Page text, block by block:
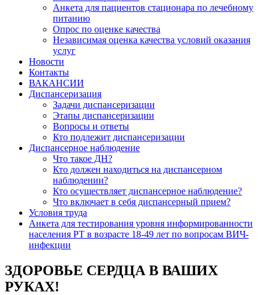
Анкета для пациентов стационара по лечебному
питанию
Опрос по оценке качества
Независимая оценка качества условий оказания
услуг
Новости
Контакты
ВАКАНСИИ
Диспансеризация
Задачи диспансеризации
Этапы диспансеризации
Вопросы и ответы
Кто подлежит диспансеризации
Диспансерное наблюдение
Что такое ДН?
Кто должен находиться на диспансерном
наблюдении?
Кто осуществляет диспансерное наблюдение?
Что включает в себя диспансерный прием?
Условия труда
Анкета для тестирования уровня информированности
населения РТ в возрасте 18-49 лет по вопросам ВИЧ-
инфекции
ЗДОРОВЬЕ СЕРДЦА В ВАШИХ
РУКАХ!